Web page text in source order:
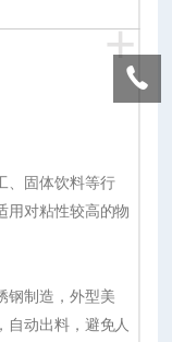
+
、固体饮料等行
用对粘性较高的物
钢制造，外型美
自动出料，避免人